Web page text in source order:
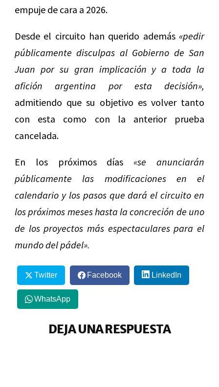
empuje de cara a 2026.
Desde el circuito han querido además «pedir
públicamente disculpas al Gobierno de San
Juan por su gran implicación y a toda la
afición argentina por esta decisión»,
admitiendo que su objetivo es volver tanto
con esta como con la anterior prueba
cancelada.
En los próximos días«se anunciarán
públicamente las modificaciones en el
calendario y los pasos que dará el circuito en
los próximos meses hasta la concreción de uno
de los proyectos más espectaculares para el
mundo del pádel».
Twitter Facebook LinkedIn
WhatsApp
DEJA UNA RESPUESTA